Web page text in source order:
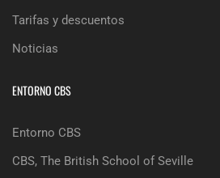
Tarifas y descuentos
Noticias
ENTORNO CBS
Entorno CBS
CBS, The British School of Seville